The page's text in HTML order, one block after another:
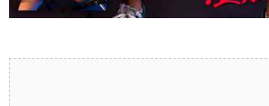
扫描二维码继续阅读